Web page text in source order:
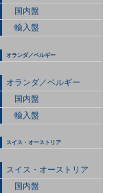
国内盤
輸入盤
オランダ／ベルギー
オランダ／ベルギー
国内盤
輸入盤
スイス・オーストリア
スイス・オーストリア
国内盤